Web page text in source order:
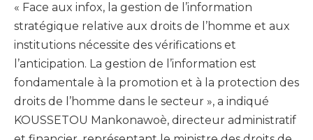
« Face aux infox, la gestion de l’information
stratégique relative aux droits de l’homme et aux
institutions nécessite des vérifications et
l’anticipation. La gestion de l’information est
fondamentale à la promotion et à la protection des
droits de l’homme dans le secteur », a indiqué
KOUSSETOU Mankonawoè, directeur administratif